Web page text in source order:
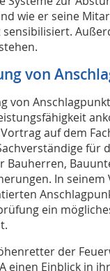
wie er seine
von
von
auf dem
für
Bauherren,
In
ein
der
einen Einblick in